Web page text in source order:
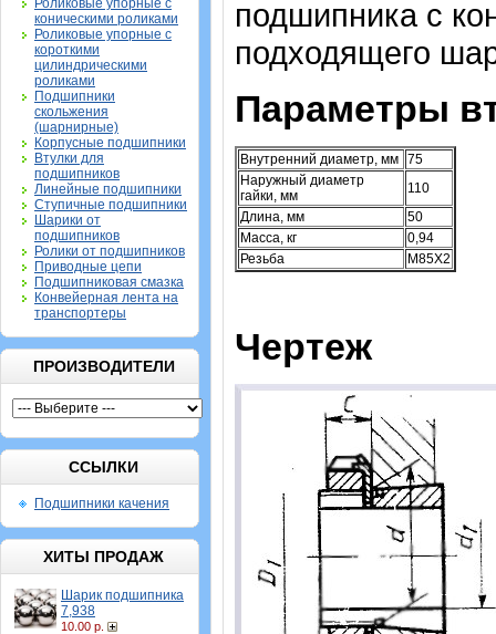
Роликовые упорные с
коническими роликами
Роликовые упорные с
короткими
цилиндрическими
роликами
Подшипники
скольжения
(шарнирные)
Корпусные подшипники
Втулки для
подшипников
Линейные подшипники
Ступичные подшипники
Шарики от
подшипников
Ролики от подшипников
Приводные цепи
Подшипниковая смазка
Конвейерная лента на
транспортеры
ПРОИЗВОДИТЕЛИ
ССЫЛКИ
Подшипники качения
ХИТЫ ПРОДАЖ
Шарик подшипника
7,938
10.00 р.
подшипника с
подходящего
Параметры
Внутренний диаметр, мм 75
Наружный диаметр
гайки, мм
110
Длина, мм
50
Масса, кг
0,94
Резьба
M85X2
Чертеж